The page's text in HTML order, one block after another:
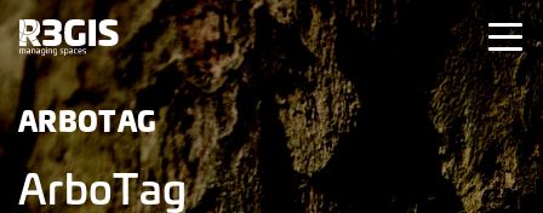
ARBOTAG
ArboTag